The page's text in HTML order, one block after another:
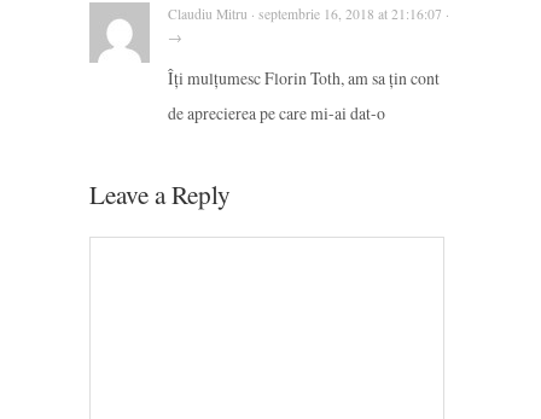
Claudiu Mitru · septembrie 16, 2018 at 21:16:07 ·
→
Îți mulțumesc Florin Toth, am sa țin cont
de aprecierea pe care mi-ai dat-o
Leave a Reply